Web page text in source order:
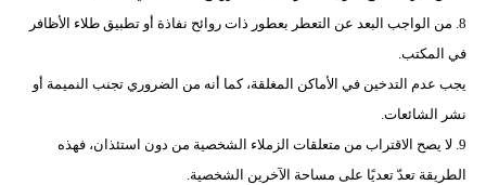
8. من الواجب البعد عن التعطر بعطور ذات روائح نفاذة أو تطبيق طلاء الأظافر
في المكتب.
يجب عدم التدخين في الأماكن المغلقة، كما أنه من الضروري تجنب النميمة أو
نشر الشائعات.
9. لا يصح الاقتراب من متعلقات الزملاء الشخصية من دون استئذان، فهذه
الطريقة تعدّ تعديًا على مساحة الآخرين الشخصية.